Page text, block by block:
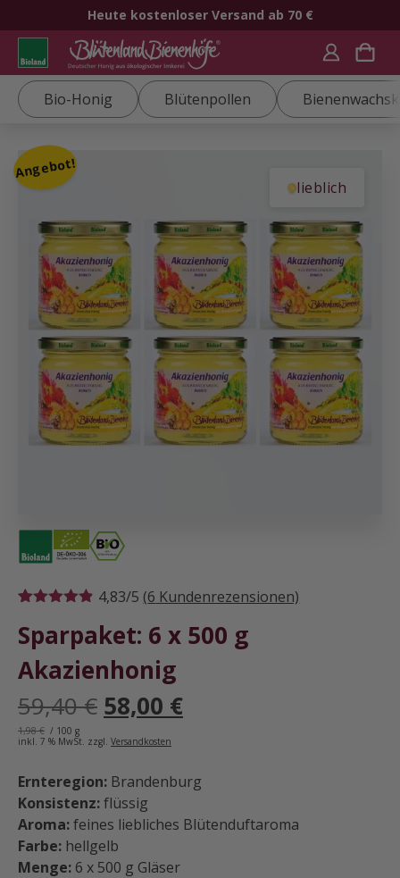
Heute kostenloser Versand ab 70 €
Bio-Honig Blütenpollen
Angebot!
lieblich
mit4.83
von 5,
basierend
auf
4,83/5 (6 Kundenrezensionen)
Sparpaket: 6 x 500 g
Akazienhonig
59,40€ Ursprünglicher
Preis
war:
59,40 €
58,00 €Aktueller
Preis
58,00 €.
1,98€ / 100 g
inkl. 7 % MwSt. zzgl. Versandkosten
Ernteregion: Brandenburg
Konsistenz:flüssig
Aroma:feines liebliches Blütenduftaroma
Farbe: hellgelb
Menge: 6 x 500 g Gläser